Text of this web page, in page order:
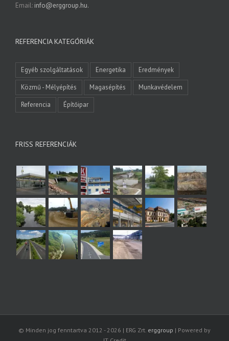
Email: info@erggroup.hu.
REFERENCIA KATEGÓRIÁK
Egyéb szolgáltatások Energetika
Eredmények
Közmű - Mélyépítés
Magasépítés
Munkavédelem
Referencia
Építőipar
FRISS REFERENCIÁK
© Minden jog fenntartva 2012 - 2026 | ERG Zrt. erggroup | Powered by